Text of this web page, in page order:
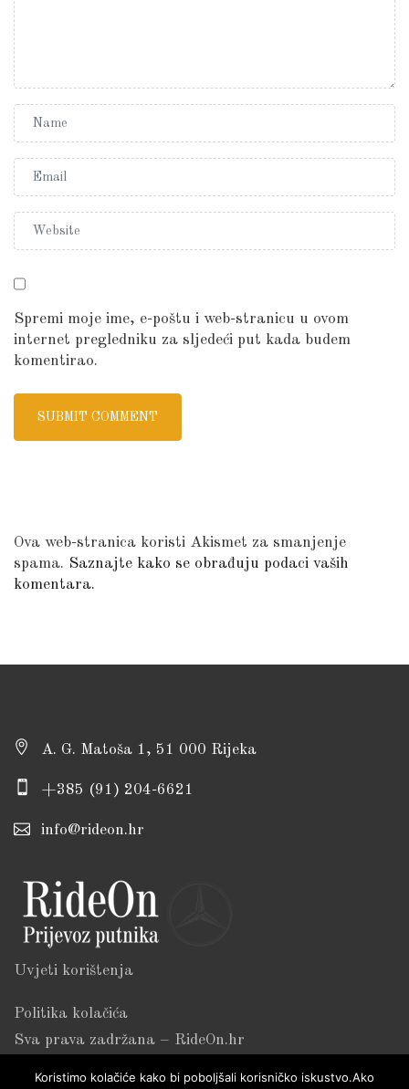
Spremi moje ime, e-poštu i web-stranicu u ovom
internet pregledniku za sljedeći put kada budem
komentirao.
Ova web-stranica koristi Akismet za smanjenje
spama. Saznajte kako se obrađuju podaci vaših
komentara.
A. G. Matoša 1, 51 000 Rijeka
+385 (91) 204-6621
info@rideon.hr
Uvjeti korištenja
Politika kolačića
Sva prava zadržana – RideOn.hr
Koristimo kolačiće kako bi poboljšali korisničko iskustvo.Ako